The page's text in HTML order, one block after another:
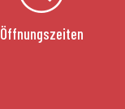
Öffnungszeiten